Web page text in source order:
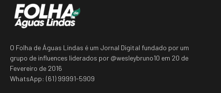
O Folha de Águas Lindas é um Jornal Digital fundado por um
grupo de influences liderados por @wesleybruno10 em 20 de
Fevereiro de 2016
WhatsApp: (61) 99991-5909